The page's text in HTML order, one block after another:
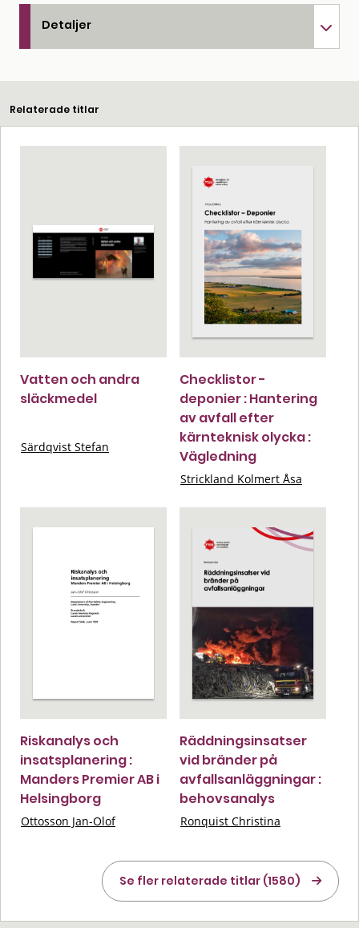
Detaljer
Relaterade titlar
Vatten och andra
släckmedel
Särdqvist Stefan
Checklistor -
deponier : Hantering
av avfall efter
kärnteknisk olycka :
Vägledning
Strickland Kolmert Åsa
Riskanalys och
insatsplanering :
Manders Premier AB i
Helsingborg
Ottosson Jan-Olof
Räddningsinsatser
vid bränder på
avfallsanläggningar :
behovsanalys
Ronquist Christina
Se fler relaterade titlar (1580)